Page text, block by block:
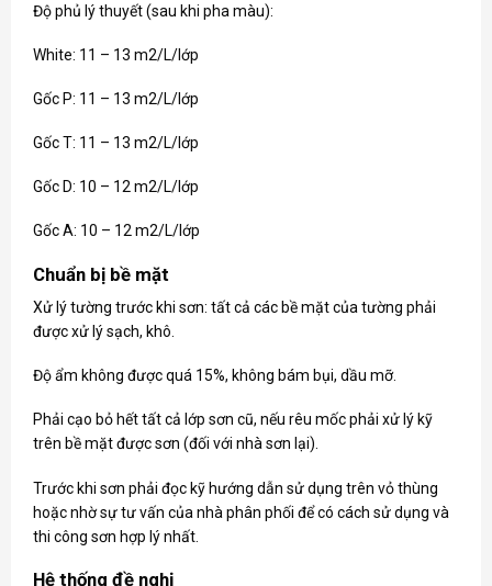
Độ phủ lý thuyết (sau khi pha màu):
White: 11 – 13 m2/L/lớp
Gốc P: 11 – 13 m2/L/lớp
Gốc T: 11 – 13 m2/L/lớp
Gốc D: 10 – 12 m2/L/lớp
Gốc A: 10 – 12 m2/L/lớp
Chuẩn bị bề mặt
Xử lý tường trước khi sơn: tất cả các bề mặt của tường phải
được xử lý sạch, khô.
Độ ẩm không được quá 15%, không bám bụi, dầu mỡ.
Phải cạo bỏ hết tất cả lớp sơn cũ, nếu rêu mốc phải xử lý kỹ
trên bề mặt được sơn (đối với nhà sơn lại).
Trước khi sơn phải đọc kỹ hướng dẫn sử dụng trên vỏ thùng
hoặc nhờ sự tư vấn của nhà phân phối để có cách sử dụng và
thi công sơn hợp lý nhất.
Hệ thống đề nghị